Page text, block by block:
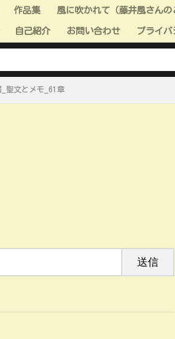
旧約聖書）
新約聖書）
モルモン書）
教義と聖約）
高価な真珠）
全般）
作品集 風に吹かれて（藤井風さんの
自己紹介 お問い合わせ プライバ
_聖文とメモ_61章